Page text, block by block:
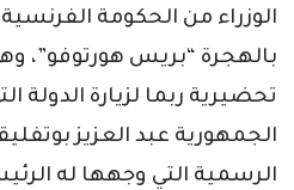
الوزراء من الحكومة
بالهجرة “بريس هورتوفو”، وهي
تحضيرية ربما لزيارة
الجمهورية عبد العزيز
الرسمية التي وجهها له